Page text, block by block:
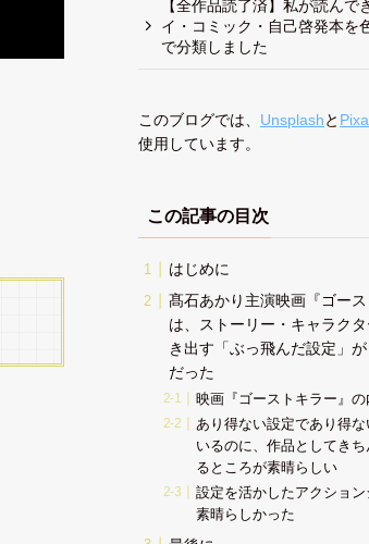
【全作品読了済】私が読んで
イ・コミック・自己啓発本を
で分類しました
このブログでは、 Unsplashと
使用しています。
この記事の目次
はじめに
髙石あかり主演映画『ゴース
は、ストーリー・キャラクタ
き出す「ぶっ飛んだ設定」
だった
映画『ゴーストキラー』
あり得ない設定であり得
いるのに、作品としてき
るところが素晴らしい
設定を活かしたアクション
素晴らしかった